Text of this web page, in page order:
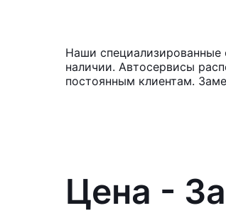
Наши специализированные
наличии. Автосервисы
постоянным клиентам.
Цена -